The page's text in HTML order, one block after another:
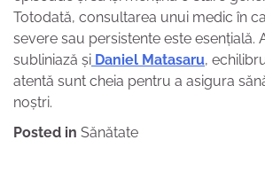
Totodată, consultarea unui medic în
severe sau persistente este esențială.
subliniază și Daniel Matasaru,
atentă sunt cheia pentru a asigura
noștri.
Posted in Sănătate